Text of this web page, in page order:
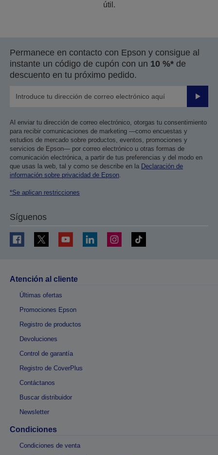
útil.
Permanece en contacto con Epson y consigue al
instante un código de cupón con un 10 %* de
descuento en tu próximo pedido.
Enviar
Al enviar tu dirección de correo electrónico, otorgas tu consentimiento
para recibir comunicaciones de marketing —como encuestas y
estudios de mercado sobre productos, eventos, promociones y
servicios de Epson— por correo electrónico u otras formas de
comunicación electrónica, a partir de tus preferencias y del modo en
que usas la web, tal y como se describe en la Declaración de
información sobre privacidad de Epson.
*Se aplican restricciones
Síguenos
Atención al cliente
Últimas ofertas
Promociones Epson
Registro de productos
Devoluciones
Control de garantía
Registro de CoverPlus
Contáctanos
Buscar distribuidor
Newsletter
Condiciones
Condiciones de venta